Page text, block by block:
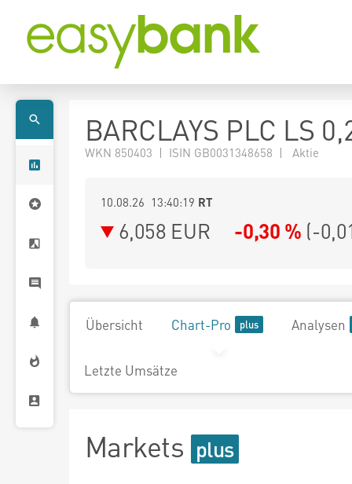
BARCLAYS PLC LS
WKN 850403 | ISIN GB0031348658 | Aktie
10.08.26 13:40:19 RT
6,058 EUR -0,30 % (-
Übersicht Chart-Pro Analysen
Letzte Umsätze
Markets